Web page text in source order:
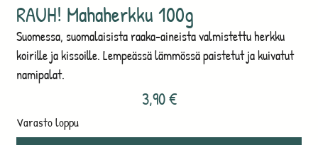
RAUH! Mahaherkku 100g
Suomessa, suomalaisista raaka-aineista valmistettu herkku
koirille ja kissoille. Lempeässä lämmössä paistetut ja kuivatut
namipalat.
3,90€
Varasto loppu